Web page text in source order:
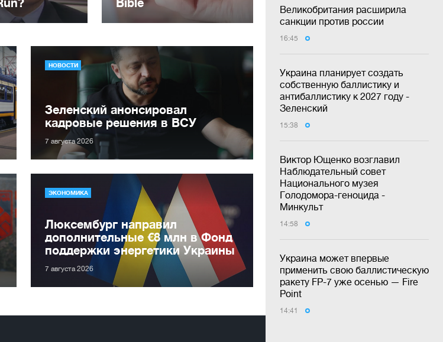
Великобритания расширила
санкции против россии
16:45
Украина планирует создать
собственную баллистику и
антибаллистику к 2027 году -
Зеленский
15:38
Виктор Ющенко возглавил
Наблюдательный совет
Национального музея
Голодомора-геноцида -
Минкульт
14:58
Украина может впервые
применить свою баллистическую
ракету FP-7 уже осенью — Fire
Point
14:41
НОВОСТИ
Зеленский анонсировал
кадровые решения в ВСУ
7 августа 2026
ЭКОНОМИКА
Люксембург направил
дополнительные €8 млн в Фонд
поддержки энергетики Украины
7 августа 2026